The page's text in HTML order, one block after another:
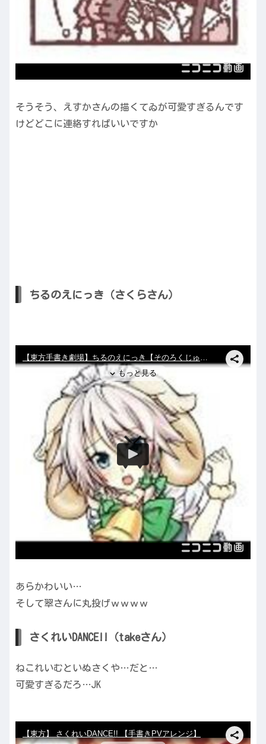
そうそう、えすかさんの描くてゐが可愛すぎるんです
けどどこに連絡すればいいですか
ちるのえにっき（さくらさん）
あらかわいい…
そして翠さんに丸投げｗｗｗｗ
さくれいDANCE!!（takeさん）
ねこれいむといぬさくや…だと…
可愛すぎるだろ…JK